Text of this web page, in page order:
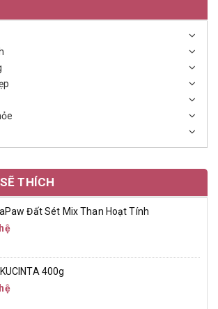
THÍCH
Đất Sét Mix Than Hoạt Tính
400g